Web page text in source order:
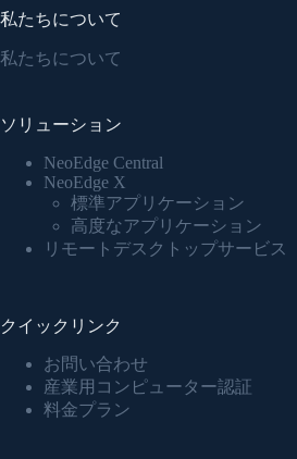
私たちについて
私たちについて
ソリューション
NeoEdge Central
NeoEdge X
標準アプリケーション
高度なアプリケーション
リモートデスクトップサービス
クイックリンク
お問い合わせ
産業用コンピューター認証
料金プラン